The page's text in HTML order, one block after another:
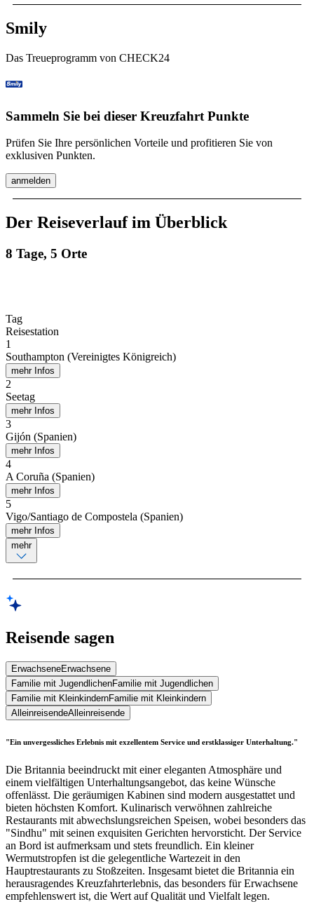
Smily
Das Treueprogramm von CHECK24
Sammeln Sie bei dieser Kreuzfahrt Punkte
Prüfen Sie Ihre persönlichen Vorteile und profitieren Sie von
exklusiven Punkten.
anmelden
Der Reiseverlauf im Überblick
8 Tage, 5 Orte
Tag
Reisestation
1
Southampton (Vereinigtes Königreich)
mehr Infos
2
Seetag
mehr Infos
3
Gijón (Spanien)
mehr Infos
4
A Coruña (Spanien)
mehr Infos
5
Vigo/Santiago de Compostela (Spanien)
mehr Infos
mehr
Reisende sagen
ErwachseneErwachsene
Familie mit JugendlichenFamilie mit Jugendlichen
Familie mit KleinkindernFamilie mit Kleinkindern
AlleinreisendeAlleinreisende
"Ein unvergessliches Erlebnis mit exzellentem Service und erstklassiger Unterhaltung."
Die Britannia beeindruckt mit einer eleganten Atmosphäre und
einem vielfältigen Unterhaltungsangebot, das keine Wünsche
offenlässt. Die geräumigen Kabinen sind modern ausgestattet und
bieten höchsten Komfort. Kulinarisch verwöhnen zahlreiche
Restaurants mit abwechslungsreichen Speisen, wobei besonders das
"Sindhu" mit seinen exquisiten Gerichten hervorsticht. Der Service
an Bord ist aufmerksam und stets freundlich. Ein kleiner
Wermutstropfen ist die gelegentliche Wartezeit in den
Hauptrestaurants zu Stoßzeiten. Insgesamt bietet die Britannia ein
herausragendes Kreuzfahrterlebnis, das besonders für Erwachsene
empfehlenswert ist, die Wert auf Qualität und Vielfalt legen.